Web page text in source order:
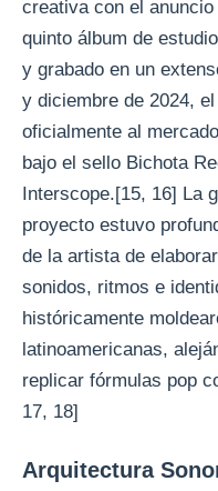
creativa con el
quinto álbum de
y grabado en un
y diciembre de 2024,
oficialmente al
bajo el sello Bichota
Interscope.[15, 16] La
proyecto estuvo
de la artista de
sonidos, ritmos e
históricamente
latinoamericanas,
replicar fórmulas pop
17, 18]
Arquitectura